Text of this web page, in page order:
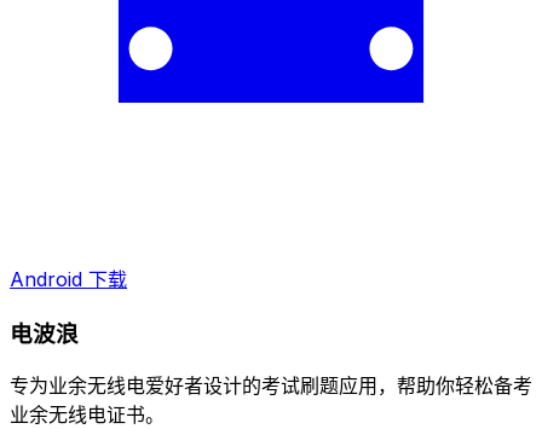
Android 下载
电波浪
专为业余无线电爱好者设计的考试刷题应用，帮助你轻松备考
业余无线电证书。